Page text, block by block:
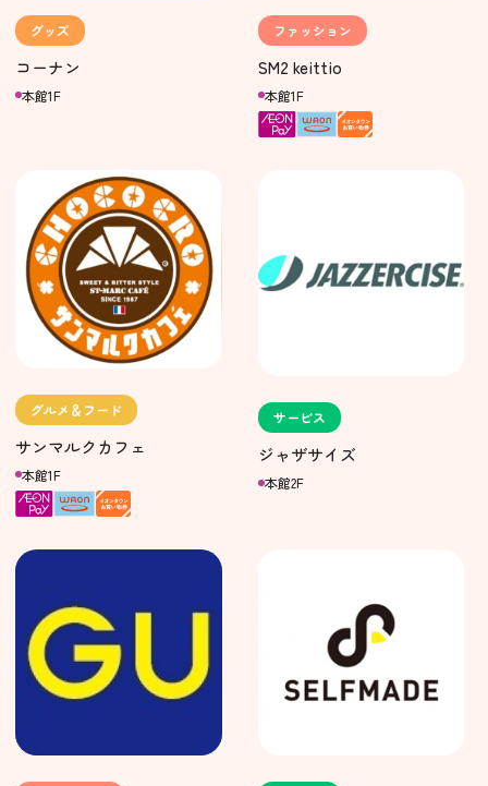
グッズ
コーナン
本館1F
ファッション
SM2 keittio
本館1F
グルメ＆フード
サンマルクカフェ
本館1F
サービス
ジャザサイズ
本館2F